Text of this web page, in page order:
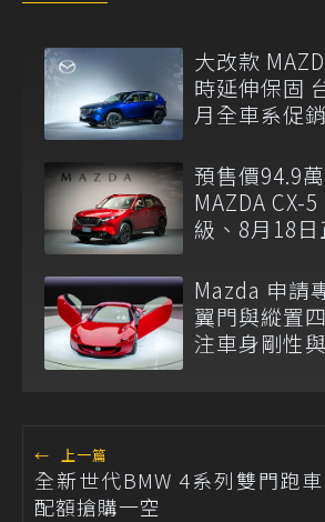
大改款
時延伸保固
月全車系促
預售價94.9
MAZDA CX-
級、8月18
Mazda 申請
翼門與縱置
注車身剛性
← 上一篇
全新世代BMW 4系列雙門跑
配額搶購一空